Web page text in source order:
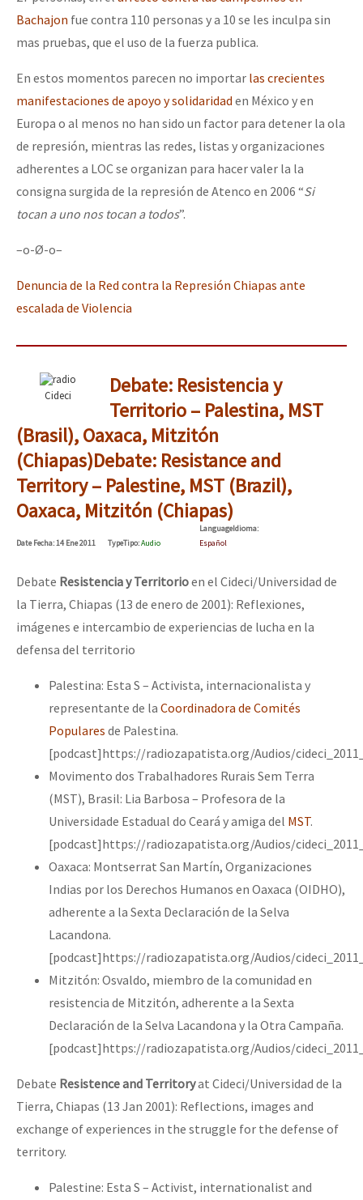
Bachajon fue contra 110 personas y a 10 se les inculpa sin
mas pruebas, que el uso de la fuerza publica.
En estos momentos parecen no importar las crecientes
manifestaciones de apoyo y solidaridad en México y en
Europa o al menos no han sido un factor para detener la ola
de represión, mientras las redes, listas y organizaciones
adherentes a LOC se organizan para hacer valer la la
consigna surgida de la represión de Atenco en 2006 “Si
tocan a uno nos tocan a todos”.
–o-Ø-o–
Denuncia de la Red contra la Represión Chiapas ante
escalada de Violencia
Cideci
Debate: Resistencia y
Territorio – Palestina, MST
(Brasil), Oaxaca, Mitzitón
(Chiapas)Debate: Resistance and
Territory – Palestine, MST (Brazil),
Oaxaca, Mitzitón (Chiapas)
DateFecha: 14 Ene 2011 TypeTipo:Audio
LanguageIdioma:
Español
Debate Resistencia y Territorioen el Cideci/Universidad de
la Tierra, Chiapas (13 de enero de 2001): Reflexiones,
imágenes e intercambio de experiencias de lucha en la
defensa del territorio
Palestina: Esta S – Activista, internacionalista y
representante de la Coordinadora de Comités
Populares de Palestina.
[podcast]https://radiozapatista.org/Audios/
Movimento dos Trabalhadores Rurais Sem Terra
(MST), Brasil: Lia Barbosa – Profesora de la
Universidade Estadual do Ceará y amiga del MST.
[podcast]https://radiozapatista.org/Audios/
Oaxaca: Montserrat San Martín, Organizaciones
Indias por los Derechos Humanos en Oaxaca (OIDHO),
adherente a la Sexta Declaración de la Selva
Lacandona.
[podcast]https://radiozapatista.org/Audios/
Mitzitón: Osvaldo, miembro de la comunidad en
resistencia de Mitzitón, adherente a la Sexta
Declaración de la Selva Lacandona y la Otra Campaña.
[podcast]https://radiozapatista.org/Audios/
Debate Resistence and Territoryat Cideci/Universidad de la
Tierra, Chiapas (13 Jan 2001): Reflections, images and
exchange of experiences in the struggle for the defense of
territory.
Palestine: Esta S – Activist, internationalist and